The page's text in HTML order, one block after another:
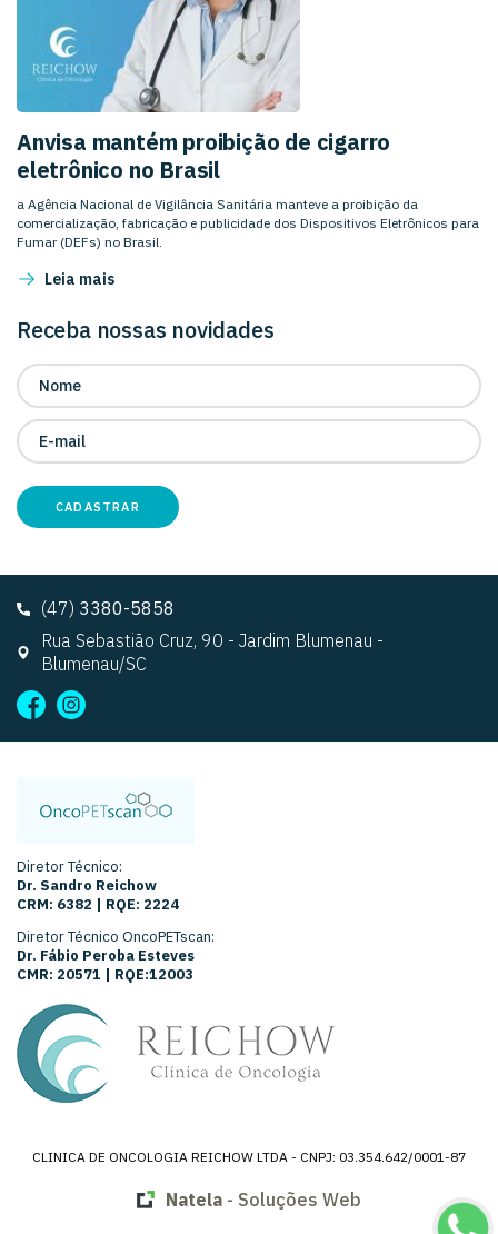
Anvisa mantém proibição de cigarro
eletrônico no Brasil
a Agência Nacional de Vigilância Sanitária manteve a proibição da
comercialização, fabricação e publicidade dos Dispositivos Eletrônicos para
Fumar (DEFs) no Brasil.
Leia mais
Receba nossas novidades
CADASTRAR
(47) 3380-5858
Rua Sebastião Cruz, 90 - Jardim Blumenau -
Blumenau/SC
Diretor Técnico:
Dr. Sandro Reichow
CRM: 6382 | RQE: 2224
Diretor Técnico OncoPETscan:
Dr. Fábio Peroba Esteves
CMR: 20571 | RQE:12003
CLINICA DE ONCOLOGIA REICHOW LTDA - CNPJ: 03.354.642/0001-87
Natela - Soluções Web